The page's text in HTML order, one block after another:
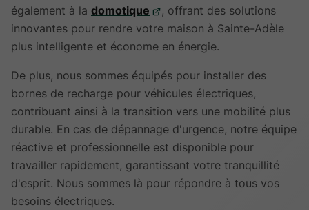
également à la domotique
, offrant des solutions
innovantes pour rendre votre maison à Sainte-Adèle
plus intelligente et économe en énergie.
De plus, nous sommes équipés pour installer des
bornes de recharge pour véhicules électriques,
contribuant ainsi à la transition vers une mobilité plus
durable. En cas de dépannage d'urgence, notre équipe
réactive et professionnelle est disponible pour
travailler rapidement, garantissant votre tranquillité
d'esprit. Nous sommes là pour répondre à tous vos
besoins électriques.